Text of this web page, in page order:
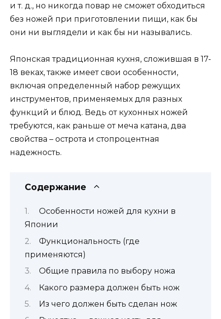
и т. д., но никогда повар не сможет обходиться
без ножей при приготовлении пищи, как бы
они ни выглядели и как бы ни назывались.
Японская традиционная кухня, сложившая в 17-
18 веках, также имеет свои особенности,
включая определенный набор режущих
инструментов, применяемых для разных
функций и блюд. Ведь от кухонных ножей
требуются, как раньше от меча катана, два
свойства – острота и стопроцентная
надежность.
Содержание
Особенности ножей для кухни в
Японии
Функциональность (где
применяются)
Общие правила по выбору ножа
Какого размера должен быть нож
Из чего должен быть сделан нож